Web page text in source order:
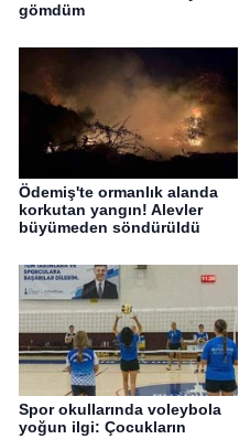
gömdüm
Ödemiş'te ormanlık alanda
korkutan yangın! Alevler
büyümeden söndürüldü
Spor okullarında voleybola
yoğun ilgi: Çocukların